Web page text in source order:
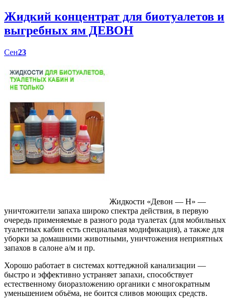
Жидкий концентрат для биотуалетов и
выгребных ям ДЕВОН
Сен23
Жидкости «Девон — Н» —
уничтожители запаха широко спектра действия, в первую
очередь применяемые в разного рода туалетах (для мобильных
туалетных кабин есть специальная модификация), а также для
уборки за домашними животными, уничтожения неприятных
запахов в салоне а/м и пр.
Хорошо работает в системах коттеджной канализации —
быстро и эффективно устраняет запахи, способствует
естественному биоразложению органики с многократным
уменьшением объёма, не боится сливов моющих средств.